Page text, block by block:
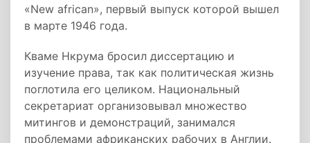
«New african», первый выпуск которой вышел
в марте 1946 года.
Кваме Нкрума бросил диссертацию и
изучение права, так как политическая жизнь
поглотила его целиком. Национальный
секретариат организовывал множество
митингов и демонстраций, занимался
проблемами африканских рабочих в Англии.